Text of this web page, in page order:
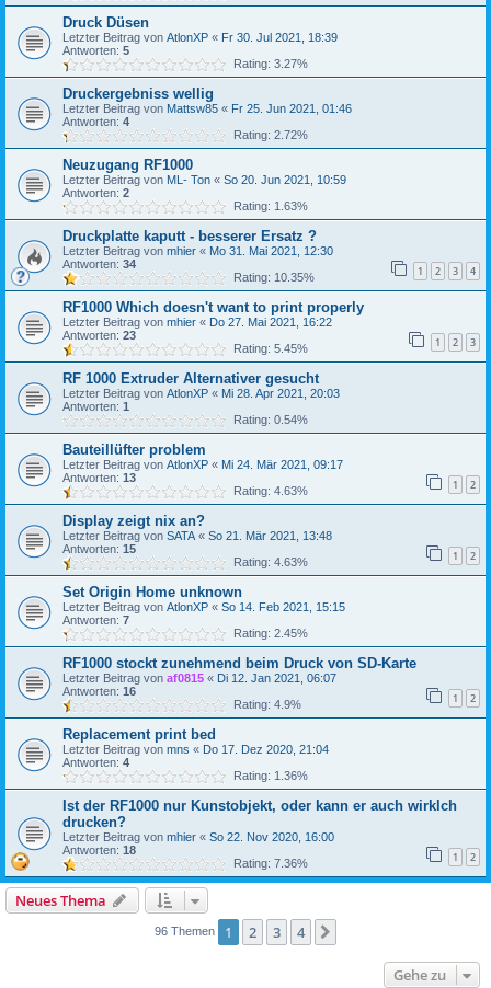
Druck Düsen
Letzter Beitrag von AtlonXP « Fr 30. Jul 2021, 18:39
Antworten: 5
Rating: 3.27%
Druckergebniss wellig
Letzter Beitrag von Mattsw85 « Fr 25. Jun 2021, 01:46
Antworten: 4
Rating: 2.72%
Neuzugang RF1000
Letzter Beitrag von ML- Ton « So 20. Jun 2021, 10:59
Antworten: 2
Rating: 1.63%
Druckplatte kaputt - besserer Ersatz ?
Letzter Beitrag von mhier « Mo 31. Mai 2021, 12:30
Antworten: 34 1 2 3 4
Rating: 10.35%
RF1000 Which doesn't want to print properly
Letzter Beitrag von mhier « Do 27. Mai 2021, 16:22
Antworten: 23 1 2 3
Rating: 5.45%
RF 1000 Extruder Alternativer gesucht
Letzter Beitrag von AtlonXP « Mi 28. Apr 2021, 20:03
Antworten: 1
Rating: 0.54%
Bauteillüfter problem
Letzter Beitrag von AtlonXP « Mi 24. Mär 2021, 09:17
Antworten: 13 1 2
Rating: 4.63%
Display zeigt nix an?
Letzter Beitrag von SATA « So 21. Mär 2021, 13:48
Antworten: 15 1 2
Rating: 4.63%
Set Origin Home unknown
Letzter Beitrag von AtlonXP « So 14. Feb 2021, 15:15
Antworten: 7
Rating: 2.45%
RF1000 stockt zunehmend beim Druck von SD-Karte
Letzter Beitrag von af0815 « Di 12. Jan 2021, 06:07
Antworten: 16 1 2
Rating: 4.9%
Replacement print bed
Letzter Beitrag von mns « Do 17. Dez 2020, 21:04
Antworten: 4
Rating: 1.36%
Ist der RF1000 nur Kunstobjekt, oder kann er auch wirklch
drucken?
Letzter Beitrag von mhier « So 22. Nov 2020, 16:00
Antworten: 18 1 2
Rating: 7.36%
Neues Thema
96 Themen 1 2 3 4
Gehe zu